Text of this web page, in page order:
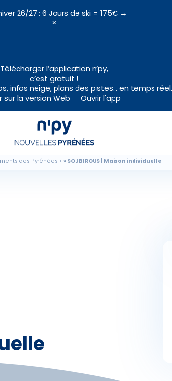
26/27 : 6 Jours de ski = 175€ →
×
Télécharger l’application n’py,
c’est gratuit !
infos neige, plans des pistes… en temps réel.
sur la version Web
Ouvrir l'app
des Pyrénées SOUBIROUS | Maison individuelle
votre forfait